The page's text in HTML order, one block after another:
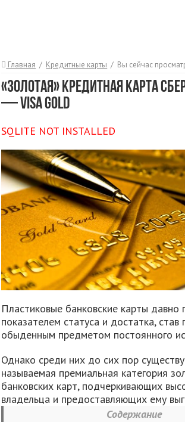
Главная / Кредитные карты / Вы сейчас
«Золотая» кредитная карта
— Visa Gold
SQLITE NOT INSTALLED
Пластиковые банковские карты давно
показателем статуса и достатка,
обыденным предметом постоянного
Однако среди них до сих пор
называемая премиальная категория
банковских карт, подчеркивающих
владельца и предоставляющих ему
Содержание